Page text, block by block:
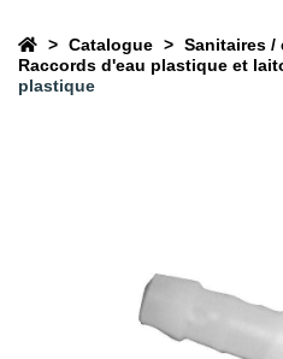
Catalogue Sanitaires /
Raccords d'eau plastique et
plastique